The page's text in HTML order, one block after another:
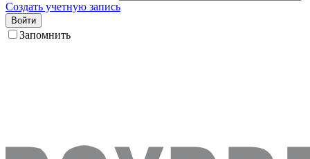
Создать учетную запись
Войти
Запомнить